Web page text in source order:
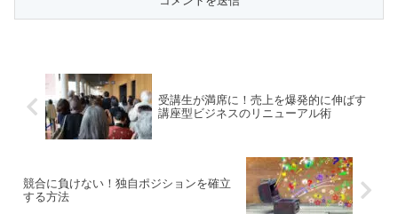
受講生が満席に！売上を爆発的に伸ばす
講座型ビジネスのリニューアル術
競合に負けない！独自ポジションを確立
する方法